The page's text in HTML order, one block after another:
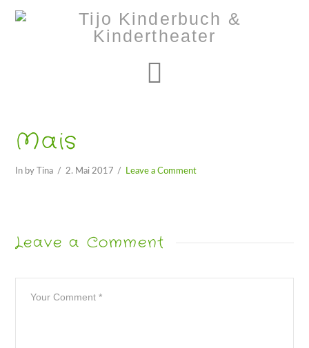
Mais
In by Tina 2. Mai 2017 Leave a Comment
Leave a Comment